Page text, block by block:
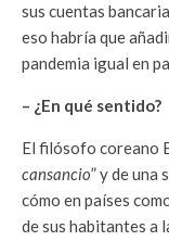
sus cuentas
eso habría que
pandemia igual en
– ¿En qué sentido?
El filósofo coreano
cansancio” y de una
cómo en países
de sus habitantes a